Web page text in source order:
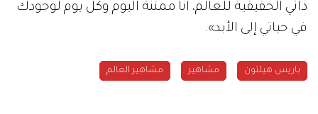
ذاتي الحقيقية للعالم، أنا ممتنة اليوم وكل يوم لوجودك
في حياتي إلى الأبد».
باريس هيلتون مشاهير مشاهير العالم